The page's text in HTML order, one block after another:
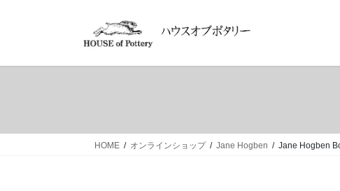
HOME オンラインショップ Jane Hogben Jane Hogben